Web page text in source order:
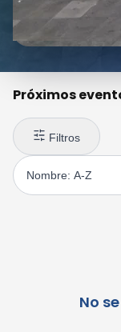
Próximos
Filtros
No